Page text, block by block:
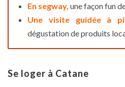
En segway, une façon fun
Une visite guidée à
dégustation de produits
Se loger à Catane